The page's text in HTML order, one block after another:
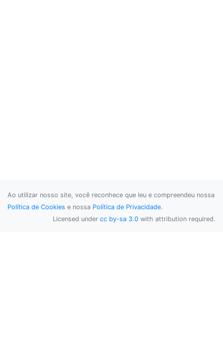
Ao utilizar nosso site, você reconhece que leu e compreendeu nossa
Política de Cookies e nossa Política de Privacidade.
Licensed under cc by-sa 3.0 with attribution required.